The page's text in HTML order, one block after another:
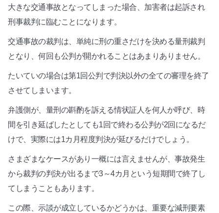
大きな交通事故となってしまった場合、加害者は起訴され
刑事裁判に臨むことになります。
交通事故の裁判は、単純に刑の重さだけを決める量刑裁判
となり、何回も公判が開かれることはあまりありません。
たいていの場合は第1回公判で判決以外の全ての審理を終了
させてしまいます。
弁護側が、量刑の斟酌を訴える情状証人を何人か呼び、時
間を引き延ばしたとしても1回で終わる公判が2回になるだ
けで、実際には1カ月程度判決が延びるだけでしょう。
さまざまなケースがあり一概には言えませんが、事故発生
から裁判の判決が出るまで3～4カ月という短期間で終了し
てしまうこともあります。
この際、示談が成立しているかどうかは、重要な減刑要素